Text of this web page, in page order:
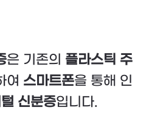
은 기존의 플라스틱 주
여 스마트폰을 통해 인
신분증입니다.